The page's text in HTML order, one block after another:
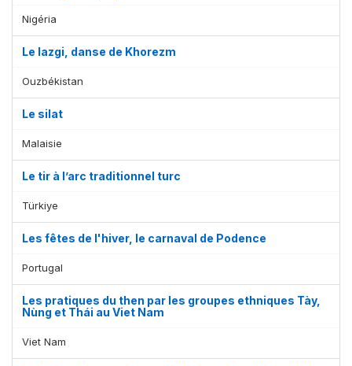
Nigéria
Le lazgi, danse de Khorezm
Ouzbékistan
Le silat
Malaisie
Le tir à l’arc traditionnel turc
Türkiye
Les fêtes de l'hiver, le carnaval de Podence
Portugal
Les pratiques du then par les groupes ethniques Tày,
Nùng et Thái au Viet Nam
Viet Nam